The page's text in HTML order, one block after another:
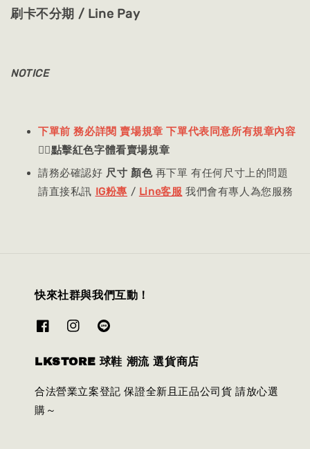
刷卡不分期 / Line Pay
NOTICE
下單前 務必詳閱 賣場規章 下單代表同意所有規章內容
👈🏻點擊紅色字體看賣場規章
請務必確認好 尺寸 顏色再下單 有任何尺寸上的問題
請直接私訊 IG粉專 / Line客服 我們會有專人為您服務
快來社群與我們互動！
LKSTORE 球鞋 潮流 選貨商店
合法營業立案登記 保證全新且正品公司貨 請放心選
購～